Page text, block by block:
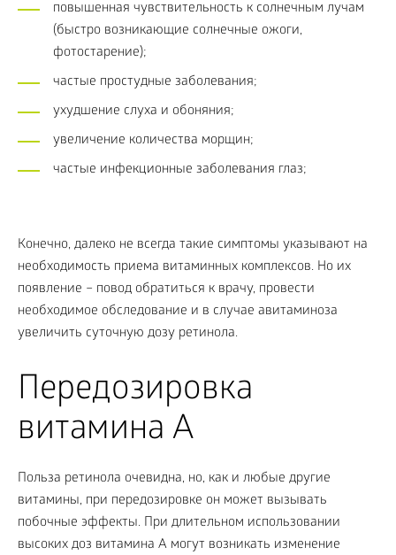
повышенная чувствительность к солнечным лучам
(быстро возникающие солнечные ожоги,
фотостарение);
частые простудные заболевания;
ухудшение слуха и обоняния;
увеличение количества морщин;
частые инфекционные заболевания глаз;
Конечно, далеко не всегда такие симптомы указывают на
необходимость приема витаминных комплексов. Но их
появление – повод обратиться к врачу, провести
необходимое обследование и в случае авитаминоза
увеличить суточную дозу ретинола.
Передозировка
витамина A
Польза ретинола очевидна, но, как и любые другие
витамины, при передозировке он может вызывать
побочные эффекты. При длительном использовании
высоких доз витамина А могут возникать изменение